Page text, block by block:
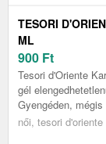
TESORI
ML
900 Ft
Tesori d'Oriente
gél
Gyengéden, mégis
női, tesori d'oriente